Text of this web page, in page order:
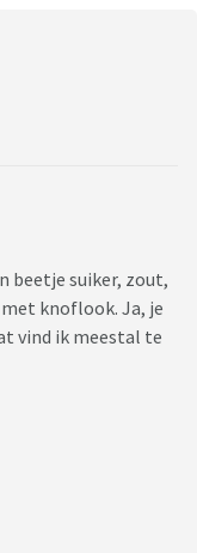
beetje suiker, zout,
knoflook. Ja, je
vind ik meestal te